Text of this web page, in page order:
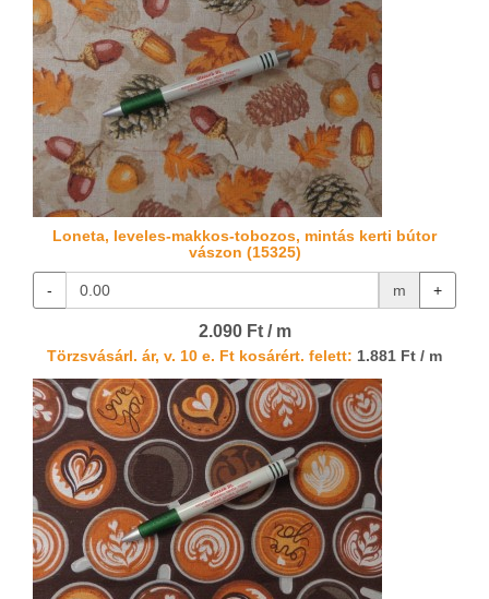
Loneta, leveles-makkos-tobozos, mintás kerti bútor
vászon (15325)
- m +
2.090 Ft / m
Törzsvásárl. ár, v. 10 e. Ft kosárért. felett: 1.881 Ft / m